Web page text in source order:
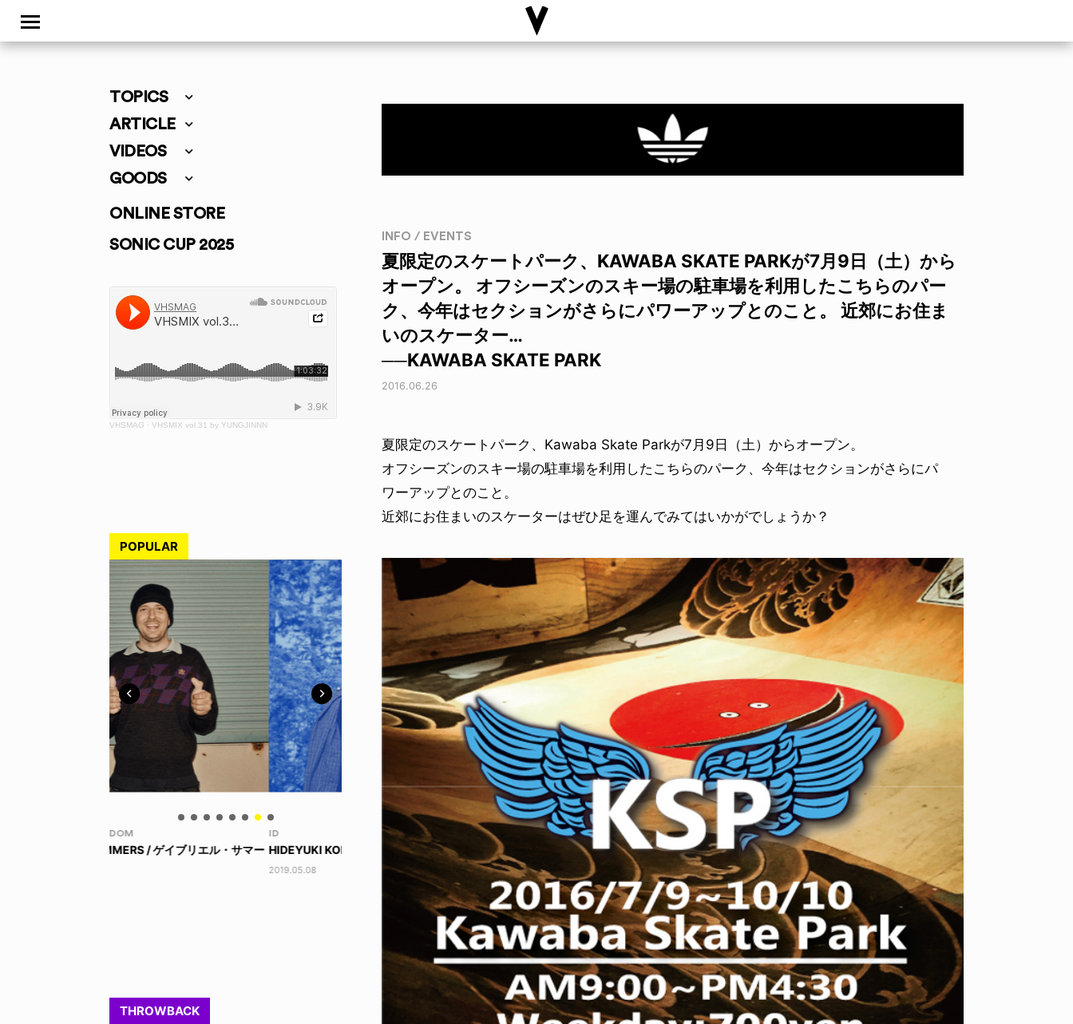
TOPICS
ARTICLE
VIDEOS
GOODS
ONLINE STORE
SONIC CUP 2025
VHSMAG · VHSMIX vol.31 by YUNGJINNN
POPULAR
ID
HIDEYUKI KONDO
BLOG: HIROYUKI MATSUO
昨日から入院生活
2011.05.17
NEWS
ED TEMPLETON IN PARIS
2026.08.07
THROWBACK
INFO / EVENTS
夏限定のスケートパーク、KAWABA SKATE PARKが7月9日（土）から
オープン。 オフシーズンのスキー場の駐車場を利用したこちらのパー
ク、今年はセクションがさらにパワーアップとのこと。 近郊にお住ま
いのスケーター…
──KAWABA SKATE PARK
2016.06.26
夏限定のスケートパーク、Kawaba Skate Parkが7月9日（土）からオープン。
オフシーズンのスキー場の駐車場を利用したこちらのパーク、今年はセクションがさらにパ
ワーアップとのこと。
近郊にお住まいのスケーターはぜひ足を運んでみてはいかがでしょうか？